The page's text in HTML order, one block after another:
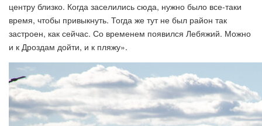
центру близко. Когда заселились сюда, нужно было все-таки
время, чтобы привыкнуть. Тогда же тут не был район так
застроен, как сейчас. Со временем появился Лебяжий. Можно
и к Дроздам дойти, и к пляжу».